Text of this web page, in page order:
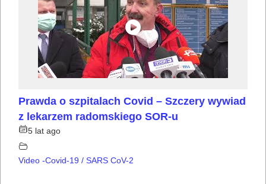
Prawda o szpitalach Covid – Szczery wywiad
z lekarzem radomskiego SOR-u
5 lat ago
Video -Covid-19 / SARS CoV-2